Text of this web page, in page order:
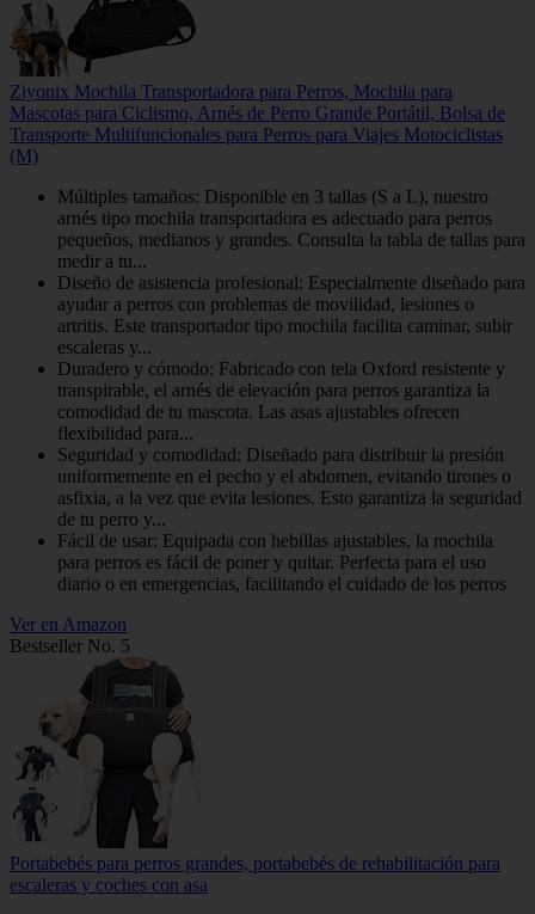
Ziyonix Mochila Transportadora para Perros, Mochila para
Mascotas para Ciclismo, Arnés de Perro Grande Portátil, Bolsa de
Transporte Multifuncionales para Perros para Viajes Motociclistas
(M)
Múltiples tamaños: Disponible en 3 tallas (S a L), nuestro
arnés tipo mochila transportadora es adecuado para perros
pequeños, medianos y grandes. Consulta la tabla de tallas para
medir a tu...
Diseño de asistencia profesional: Especialmente diseñado para
ayudar a perros con problemas de movilidad, lesiones o
artritis. Este transportador tipo mochila facilita caminar, subir
escaleras y...
Duradero y cómodo: Fabricado con tela Oxford resistente y
transpirable, el arnés de elevación para perros garantiza la
comodidad de tu mascota. Las asas ajustables ofrecen
flexibilidad para...
Seguridad y comodidad: Diseñado para distribuir la presión
uniformemente en el pecho y el abdomen, evitando tirones o
asfixia, a la vez que evita lesiones. Esto garantiza la seguridad
de tu perro y...
Fácil de usar: Equipada con hebillas ajustables, la mochila
para perros es fácil de poner y quitar. Perfecta para el uso
diario o en emergencias, facilitando el cuidado de los perros
Ver en Amazon
Bestseller No. 5
Portabebés para perros grandes, portabebés de rehabilitación para
escaleras y coches con asa